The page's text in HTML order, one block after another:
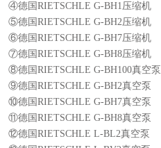
④德国RIETSCHLE G-BH1压缩机
⑤德国RIETSCHLE G-BH2压缩机
⑥德国RIETSCHLE G-BH7压缩机
⑦德国RIETSCHLE G-BH8压缩机
⑧德国RIETSCHLE G-BH100真空泵
⑨德国RIETSCHLE G-BH2真空泵
⑩德国RIETSCHLE G-BH7真空泵
⑪德国RIETSCHLE G-BH8真空泵
⑫德国RIETSCHLE L-BL2真空泵